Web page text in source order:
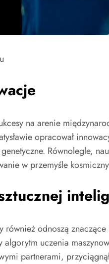
na arenie
opracował
Równolegle,
w przemyśle
odnoszą
algorytm uczenia
partnerami,